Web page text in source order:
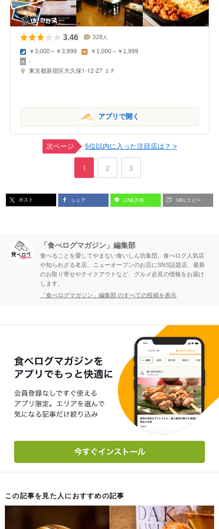
3.46 328 人
￥3,000～￥3,999 ￥1,000～￥1,999
-
東京都新宿区大久保1-12-27 １Ｆ
アプリで開く
次ページ 5位以内に入った注目店は？ >
ペ
ジ
1
,
ペ
ジ
2
,
ペ
ジ
3
ポスト シェア LINE共有 URLコピー
「食べログマガジン」編集部
食べることを愛してやまない食いしん坊集団。食べログ人気店
や知られざる名店、ニューオープンのお店にSNS話題店、最新
のお取り寄せやテイクアウトなど、グルメ必見の情報をお届け
します。
「食べログマガジン」編集部 のすべての投稿を表示
この記事を見た人におすすめの記事